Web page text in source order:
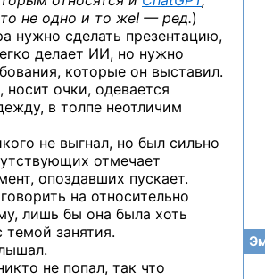
не одно и то же! — ред.)
нужно сделать презентацию,
делает ИИ, но нужно
которые он выставил.
очки, одевается
в толпе неотличим
не выгнал, но был сильно
отмечает
опоздавших пускает.
на относительно
лишь бы она была хоть
темой занятия.
не попал, так что